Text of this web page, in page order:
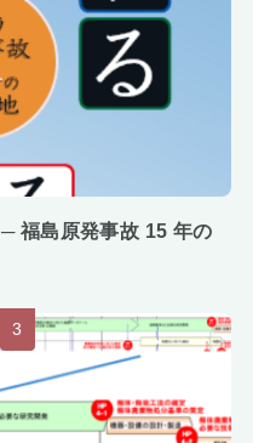
福島原発事故 15 年の